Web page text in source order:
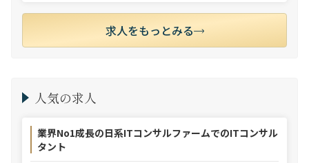
求人をもっとみる
人気の求人
業界No1成長の日系ITコンサルファームでのITコンサル
タント